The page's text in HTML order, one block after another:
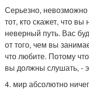
Серьезно, невозможно
тот, кто скажет, что
неверный путь. Вас
от того, чем вы
что любите. Потому
вы должны слушать, -
4. мир абсолютно